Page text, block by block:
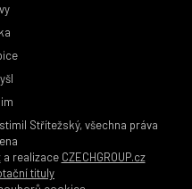
Střítežský, všechna práva
a realizace CZECHGROUP.cz
tituly